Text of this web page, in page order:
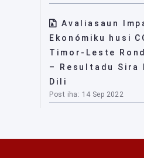
Avaliasaun
Ekonómiku husi
Timor-Leste
– Resultadu Sira
Dili
Post iha: 14 Sep 2022